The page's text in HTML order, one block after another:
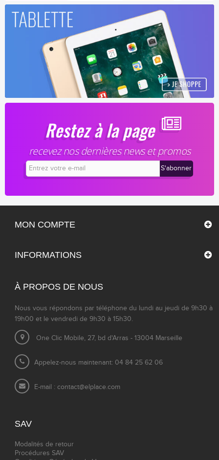
Restez à la page
recevez nos dernières news et promos
MON COMPTE
INFORMATIONS
À PROPOS DE NOUS
Nous vous répondons par téléphone du lundi au jeudi de 9h30 à
19h00 et le vendredi de 9h30 à 15h30.
One Clic Mobile, 27, bd d'Arras - 13004 Marseille
Appelez-nous maintenant: 04 84 25 62 06
E-mail : contact@elplace.com
SAV
Modalités de retour
Procédures SAV